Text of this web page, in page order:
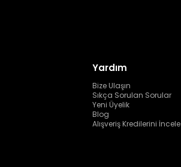
Yardım
Bize Ulaşın
Sıkça Sorulan Sorular
Yeni Üyelik
Blog
Alışveriş Kredilerini İncele